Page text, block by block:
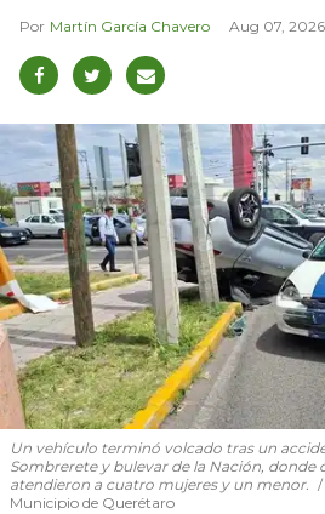
Martín García Chavero Aug 07, 2026
Un vehículo terminó volcado tras un
Sombrerete y bulevar de la Nación, donde
atendieron a cuatro mujeres y un menor.
Municipio de Querétaro